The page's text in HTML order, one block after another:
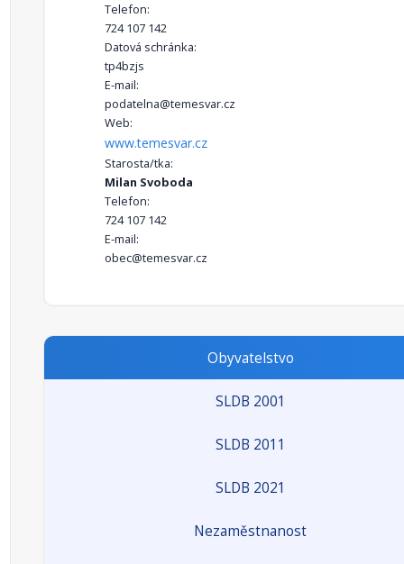
Telefon:
724 107 142
Datová schránka:
tp4bzjs
E-mail:
podatelna@temesvar.cz
Web:
www.temesvar.cz
Starosta/tka:
Milan Svoboda
Telefon:
724 107 142
E-mail:
obec@temesvar.cz
Obyvatelstvo
SLDB 2001
SLDB 2011
SLDB 2021
Nezaměstnanost